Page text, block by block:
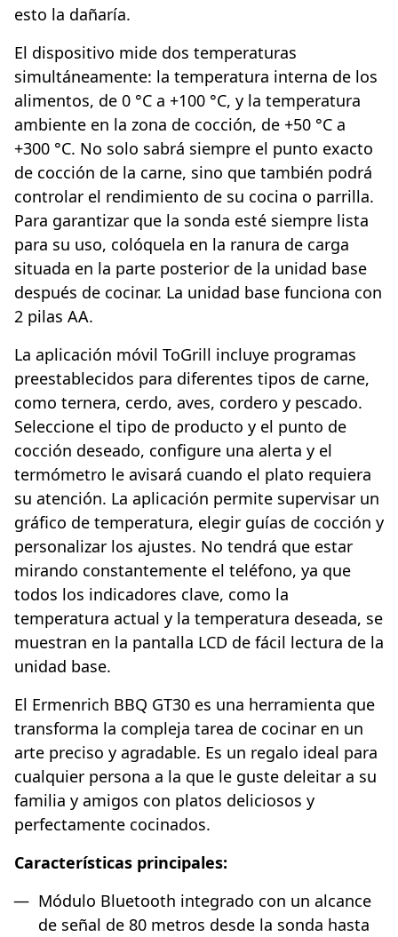
esto la dañaría.
El dispositivo mide dos temperaturas
simultáneamente: la temperatura interna de los
alimentos, de 0 °C a +100 °C, y la temperatura
ambiente en la zona de cocción, de +50 °C a
+300 °C. No solo sabrá siempre el punto exacto
de cocción de la carne, sino que también podrá
controlar el rendimiento de su cocina o parrilla.
Para garantizar que la sonda esté siempre lista
para su uso, colóquela en la ranura de carga
situada en la parte posterior de la unidad base
después de cocinar. La unidad base funciona con
2 pilas AA.
La aplicación móvil ToGrill incluye programas
preestablecidos para diferentes tipos de carne,
como ternera, cerdo, aves, cordero y pescado.
Seleccione el tipo de producto y el punto de
cocción deseado, configure una alerta y el
termómetro le avisará cuando el plato requiera
su atención. La aplicación permite supervisar un
gráfico de temperatura, elegir guías de cocción y
personalizar los ajustes. No tendrá que estar
mirando constantemente el teléfono, ya que
todos los indicadores clave, como la
temperatura actual y la temperatura deseada, se
muestran en la pantalla LCD de fácil lectura de la
unidad base.
El Ermenrich BBQ GT30 es una herramienta que
transforma la compleja tarea de cocinar en un
arte preciso y agradable. Es un regalo ideal para
cualquier persona a la que le guste deleitar a su
familia y amigos con platos deliciosos y
perfectamente cocinados.
Características principales:
Módulo Bluetooth integrado con un alcance
de señal de 80 metros desde la sonda hasta